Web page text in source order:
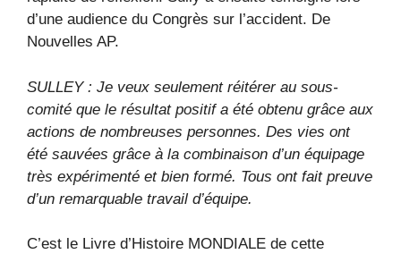
d’une audience du Congrès sur l’accident. De
Nouvelles AP.
SULLEY : Je veux seulement réitérer au sous-
comité que le résultat positif a été obtenu grâce aux
actions de nombreuses personnes. Des vies ont
été sauvées grâce à la combinaison d’un équipage
très expérimenté et bien formé. Tous ont fait preuve
d’un remarquable travail d’équipe.
C’est le Livre d’Histoire MONDIALE de cette